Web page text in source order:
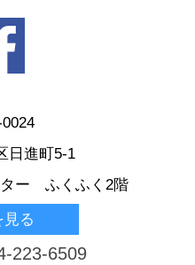
日進町5-1
ター ふくふく2階
る
223-6509